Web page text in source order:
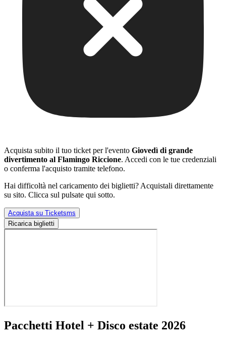
Acquista subito il tuo ticket per l'evento Giovedì di grande
divertimento al Flamingo Riccione. Accedi con le tue credenziali
o conferma l'acquisto tramite telefono.
Hai difficoltà nel caricamento dei biglietti? Acquistali direttamente
su sito. Clicca sul pulsate qui sotto.
Acquista su Ticketsms
Ricarica biglietti
Pacchetti Hotel + Disco estate 2026